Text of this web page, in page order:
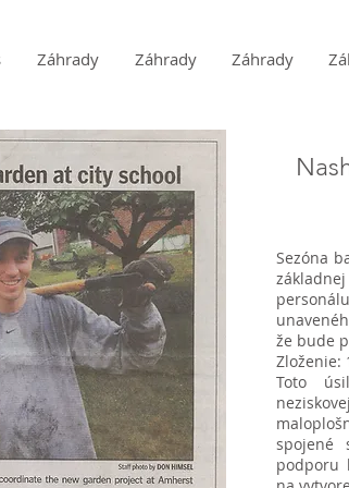
Záhrady Záhrady Záhrady
Sezóna
že bude
Zloženie:
Toto
spojené
podporu